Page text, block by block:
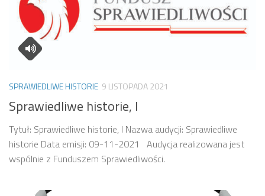
SPRAWIEDLIWE HISTORIE 9 LISTOPADA 2021
Sprawiedliwe historie, I
Tytuł: Sprawiedliwe historie, I Nazwa audycji: Sprawiedliwe
historie Data emisji: 09-11-2021 Audycja realizowana jest
wspólnie z Funduszem Sprawiedliwości.